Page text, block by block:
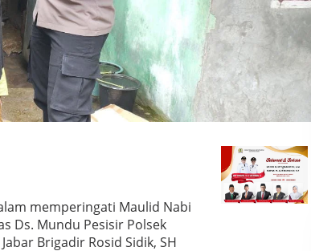
memperingati Maulid Nabi
Ds. Mundu Pesisir Polsek
Brigadir Rosid Sidik, SH